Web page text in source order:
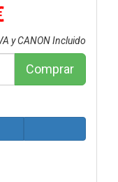
y CANON Incluido
Comprar